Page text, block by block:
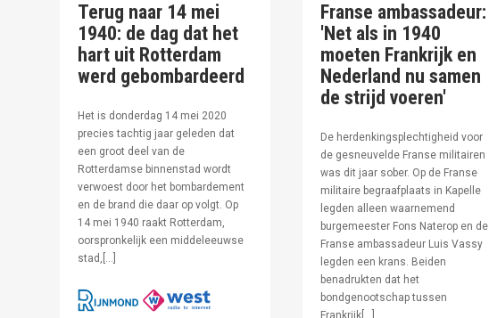
Terug naar 14 mei
1940: de dag dat het
hart uit Rotterdam
werd gebombardeerd
Het is donderdag 14 mei 2020
precies tachtig jaar geleden dat
een groot deel van de
Rotterdamse binnenstad wordt
verwoest door het bombardement
en de brand die daar op volgt. Op
14 mei 1940 raakt Rotterdam,
oorspronkelijk een middeleeuwse
stad,[…]
Franse ambassadeur:
'Net als in 1940
moeten Frankrijk en
Nederland nu samen
de strijd voeren'
De herdenkingsplechtigheid voor
de gesneuvelde Franse militairen
was dit jaar sober. Op de Franse
militaire begraafplaats in Kapelle
legden alleen waarnemend
burgemeester Fons Naterop en de
Franse ambassadeur Luis Vassy
legden een krans. Beiden
benadrukten dat het
bondgenootschap tussen